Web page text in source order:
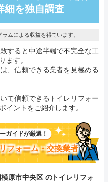
細を独自調査
ムによる収益を得ています。
すると中途半端で不完全な工
ます。
、信頼できる業者を見極める
て信頼できるトイレリフォー
イントをご紹介します。
ガイドが厳選！
フォーム・交換業者
原市中央区 のトイレリフォ